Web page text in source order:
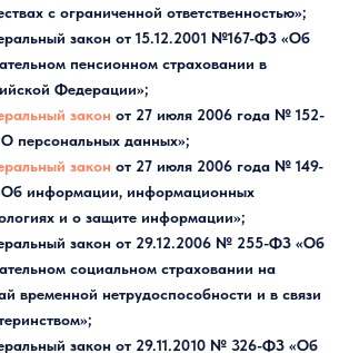
с ограниченной ответственностью»;
закон от 15.12.2001 №167-ФЗ «Об
пенсионном страховании в
Федерации»;
закон от 27 июля 2006 года № 152-
персональных данных»;
закон от 27 июля 2006 года № 149-
информации, информационных
и о защите информации»;
закон от 29.12.2006 № 255-ФЗ «Об
социальном страховании на
временной нетрудоспособности и в связи
закон от 29.11.2010 № 326-ФЗ «Об